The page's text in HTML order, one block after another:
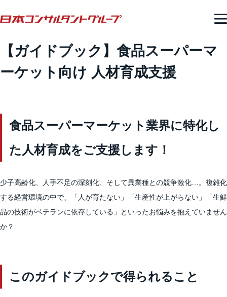
【ガイドブック】食品スーパーマ
ーケット向け 人材育成支援
食品スーパーマーケット業界に特化し
た人材育成をご支援します！
少子高齢化、人手不足の深刻化、そして異業種との競争激化…。複雑化
する経営環境の中で、「人が育たない」「生産性が上がらない」「生鮮
品の技術がベテランに依存している」といったお悩みを抱えていません
か？
このガイドブックで得られること